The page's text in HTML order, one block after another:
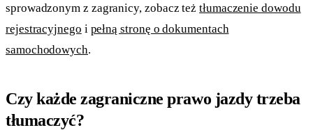
sprowadzonym z zagranicy, zobacz teżtłumaczenie dowodu
rejestracyjnego i pełną stronę o dokumentach
samochodowych.
Czy każde zagraniczne prawo jazdy trzeba
tłumaczyć?